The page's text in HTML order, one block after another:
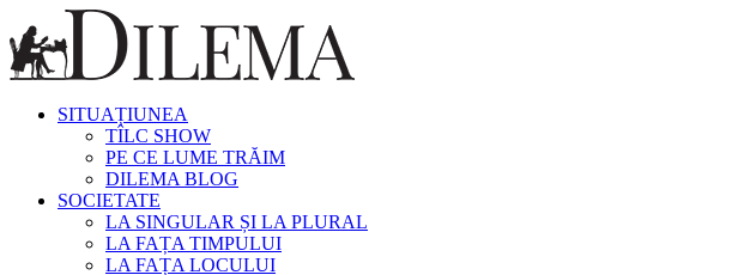
SITUAȚIUNEA
TÎLC SHOW
PE CE LUME TRĂIM
DILEMA BLOG
SOCIETATE
LA SINGULAR ȘI LA PLURAL
LA FAȚA TIMPULUI
LA FAȚA LOCULUI